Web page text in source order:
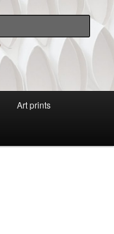
Art prints